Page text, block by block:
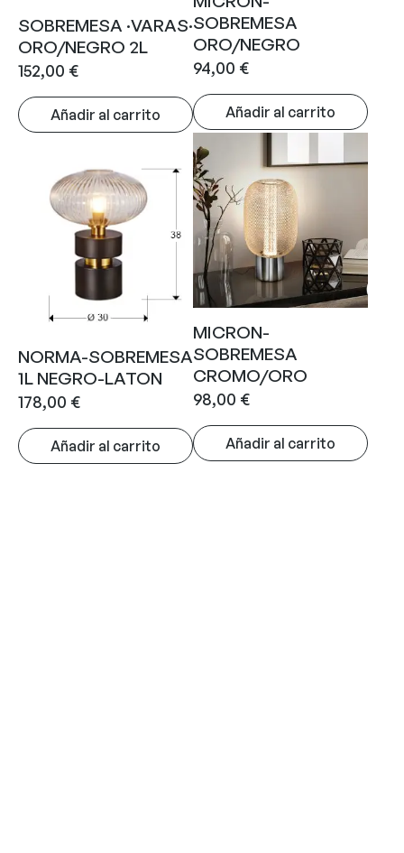
SOBREMESA ·VARAS·
ORO/NEGRO 2L
152,00 €
Añadir al carrito
SOBREMESA
ORO/NEGRO
94,00 €
Añadir al carrito
NORMA-SOBREMESA
1L NEGRO-LATON
178,00 €
Añadir al carrito
MICRON-
SOBREMESA
CROMO/ORO
98,00 €
Añadir al carrito